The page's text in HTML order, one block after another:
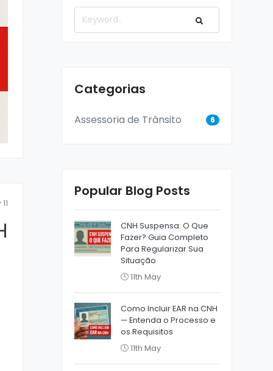
Categorias
Assessoria de Trânsito 6
Popular Blog Posts
CNH Suspensa: O Que
Fazer? Guia Completo
Para Regularizar Sua
Situação
11th May
Como Incluir EAR na CNH
— Entenda o Processo e
os Requisitos
11th May